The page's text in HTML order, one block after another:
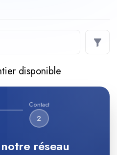
disponible
Contact
2
réseau